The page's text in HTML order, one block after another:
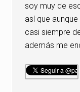
soy muy de
así que
casi siempre
además me